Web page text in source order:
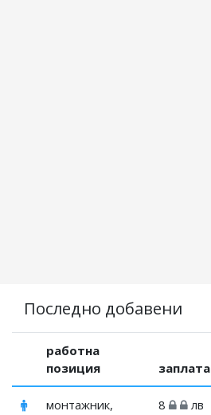
Последно добавени
работна
позиция
заплата
монтажник,
8 лв